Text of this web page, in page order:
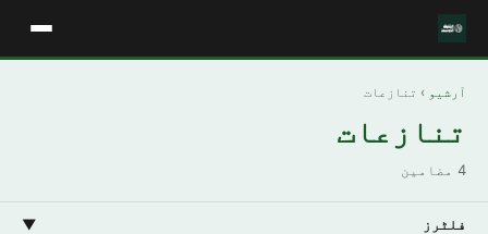
آرشیو › تنازعات
تنازعات
4 مضامین
فلٹرز ▼